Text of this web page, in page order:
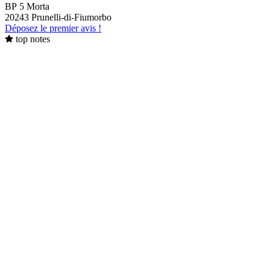
BP 5 Morta
20243 Prunelli-di-Fiumorbo
Déposez le premier avis !
top notes